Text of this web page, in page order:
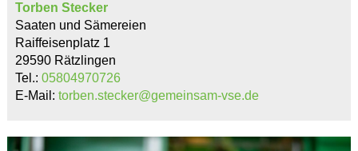
Torben Stecker
Saaten und Sämereien
Raiffeisenplatz 1
29590 Rätzlingen
Tel.: 05804970726
E-Mail: torben.stecker@gemeinsam-vse.de